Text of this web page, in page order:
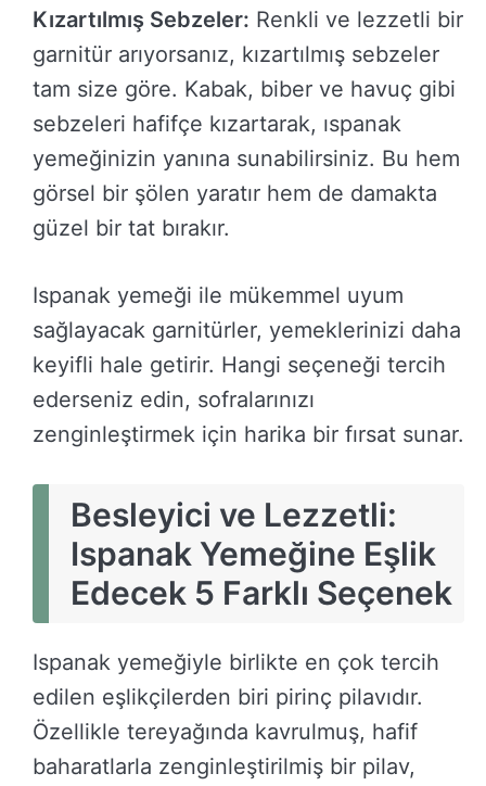
Kızartılmış Sebzeler: Renkli ve lezzetli bir
garnitür arıyorsanız, kızartılmış sebzeler
tam size göre. Kabak, biber ve havuç gibi
sebzeleri hafifçe kızartarak, ıspanak
yemeğinizin yanına sunabilirsiniz. Bu hem
görsel bir şölen yaratır hem de damakta
güzel bir tat bırakır.
Ispanak yemeği ile mükemmel uyum
sağlayacak garnitürler, yemeklerinizi daha
keyifli hale getirir. Hangi seçeneği tercih
ederseniz edin, sofralarınızı
zenginleştirmek için harika bir fırsat sunar.
Besleyici ve Lezzetli:
Ispanak Yemeğine Eşlik
Edecek 5 Farklı Seçenek
Ispanak yemeğiyle birlikte en çok tercih
edilen eşlikçilerden biri pirinç pilavıdır.
Özellikle tereyağında kavrulmuş, hafif
baharatlarla zenginleştirilmiş bir pilav,